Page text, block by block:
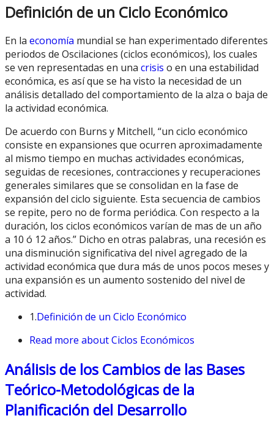
Definición de un Ciclo Económico
En la economía mundial se han experimentado diferentes
periodos de Oscilaciones (ciclos económicos), los cuales
se ven representadas en una crisis o en una estabilidad
económica, es así que se ha visto la necesidad de un
análisis detallado del comportamiento de la alza o baja de
la actividad económica.
De acuerdo con Burns y Mitchell, “un ciclo económico
consiste en expansiones que ocurren aproximadamente
al mismo tiempo en muchas actividades económicas,
seguidas de recesiones, contracciones y recuperaciones
generales similares que se consolidan en la fase de
expansión del ciclo siguiente. Esta secuencia de cambios
se repite, pero no de forma periódica. Con respecto a la
duración, los ciclos económicos varían de mas de un año
a 10 ó 12 años.” Dicho en otras palabras, una recesión es
una disminución significativa del nivel agregado de la
actividad económica que dura más de unos pocos meses y
una expansión es un aumento sostenido del nivel de
actividad.
1.Definición de un Ciclo Económico
Read more about Ciclos Económicos
Análisis de los Cambios de las Bases
Teórico-Metodológicas de la
Planificación del Desarrollo